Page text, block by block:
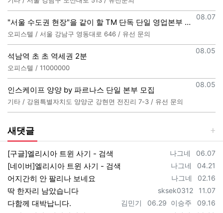
등록일
08.07
"서울 수도권 현장"을 같이 할 TM 단독 단일 영업본부 팀 선착순 모집
오피스텔 / 서울 강남구 영동대로 646 / 유선 문의
등록일
08.05
석남역 초 초 역세권 2분
오피스텔 / 11000000
등록일
08.05
인스케이프 양양 by 파르나스 단일 본부 모집
기타 / 강원특별자치도 양양군 강현면 전진리 7-3 / 유선 문의
새댓글
등록자
나그네 등록일
06.07
[구글]엘리시아 트윈 사기 - 검색
등록자
나그네 등록일
04.21
[네이버]엘리시아 트윈 사기 - 검색
등록자
나그네 등록일
02.16
어지간히 안 팔리나 보네요
등록자
sksek0312 등록일
11.07
딱 한자리 남았습니다
등록자
이승주 등록일
09.16
등록자
김민기 등록일
06.29
다함께 대박납니다.